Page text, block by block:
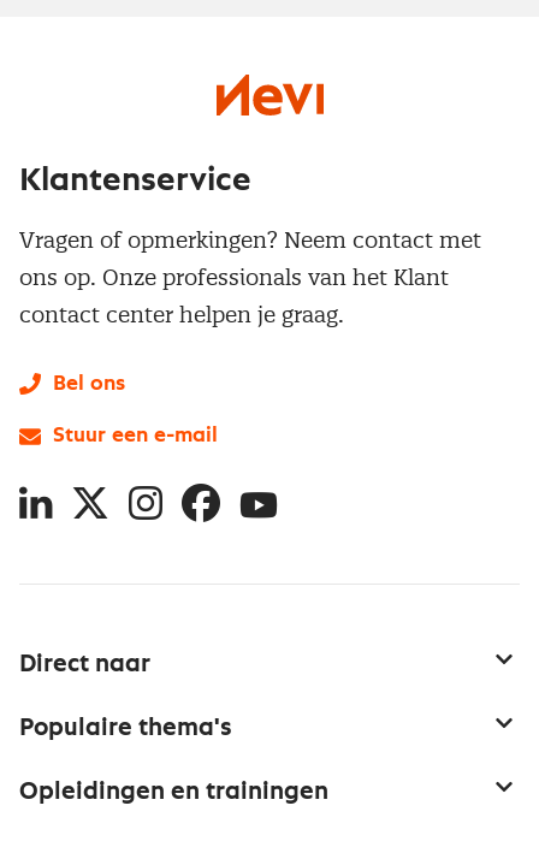
Direct naar
Netwerk en communities
Populaire thema's
Opleidingen en trainingen
Klantenservice
Vragen of opmerkingen? Neem contact met
ons op. Onze professionals van het Klant
contact center helpen je graag.
Bel ons
Stuur een e-mail
LinkedIn
X InstagramFacebookYouTube